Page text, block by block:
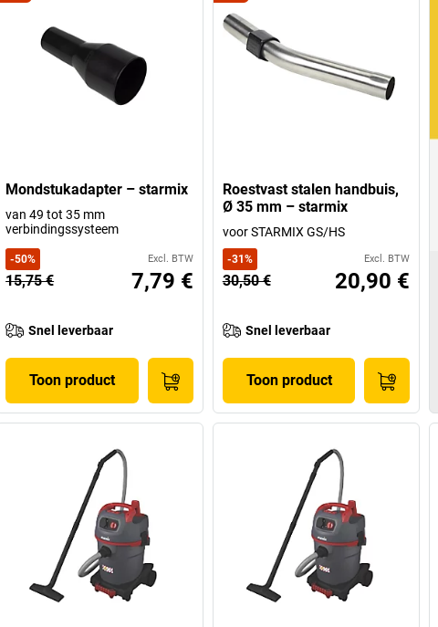
Mondstukadapter – starmix
van 49 tot 35 mm
verbindingssysteem
-50% Excl. BTW
15,75 € 7,79 €
Snel leverbaar
Toon product
Roestvast stalen handbuis,
Ø 35 mm – starmix
voor STARMIX GS/HS
-31 % Excl. BTW
30,50 € 20,90 €
Snel leverbaar
Toon product